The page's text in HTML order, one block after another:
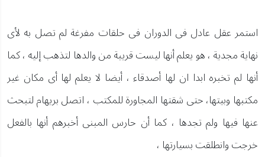
استمر عقل عادل فى الدوران فى حلقات مفرغة لم تصل به لأى
نهاية مجدية ، هو يعلم أنها ليست قريبة من والدها لتذهب إليه ، كما
أنها لم تخبره ابدا ان لها أصدقاء ، أيضا لا يعلم لها أى مكان غير
مكتبها وبيتها، حتى شقتها المجاورة للمكتب ، اتصل بريهام لتبحث
عنها فيها ولم تجدها ، كما أن حارس المبنى أخبرهم أنها بالفعل
خرجت وانطلقت بسيارتها ،